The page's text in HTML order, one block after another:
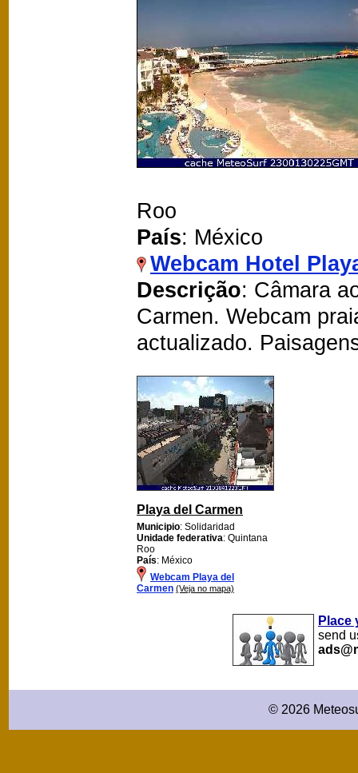
Roo
País: México
Webcam Hotel
Descrição: Câmara
Carmen. Webcam
actualizado.
Playa del Carmen
Municipio: Solidaridad
Unidade federativa: Quintana
Roo
País: México
Webcam Playa del
Carmen (Veja no mapa)
Place
send
© 2026